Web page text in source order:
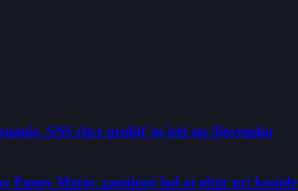
SNS chce urobiť to isté na Slovensku
Panny Márie, zapálený bol aj oltár pri kostole